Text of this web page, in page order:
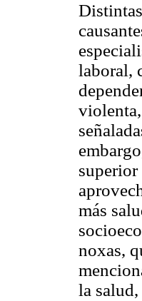
laboral,
superior
más
noxas,
la